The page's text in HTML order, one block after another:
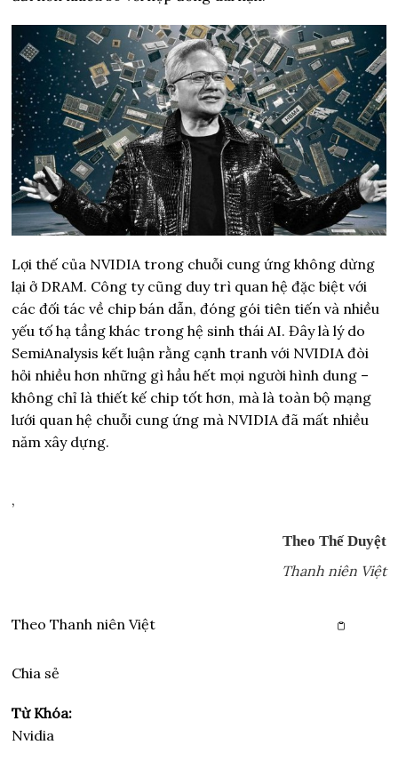
Lợi thế của NVIDIA trong chuỗi cung ứng không dừng
lại ở DRAM. Công ty cũng duy trì quan hệ đặc biệt với
các đối tác về chip bán dẫn, đóng gói tiên tiến và nhiều
yếu tố hạ tầng khác trong hệ sinh thái AI. Đây là lý do
SemiAnalysis kết luận rằng cạnh tranh với NVIDIA đòi
hỏi nhiều hơn những gì hầu hết mọi người hình dung –
không chỉ là thiết kế chip tốt hơn, mà là toàn bộ mạng
lưới quan hệ chuỗi cung ứng mà NVIDIA đã mất nhiều
năm xây dựng.
,
Theo Thế Duyệt
Thanh niên Việt
TheoThanh niên Việt
Chia sẻ
Từ Khóa:
Nvidia